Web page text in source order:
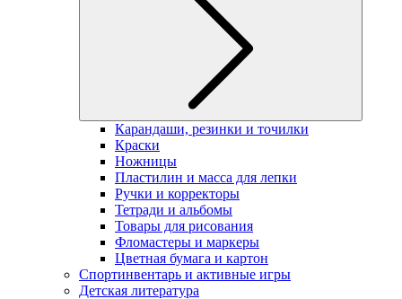
Карандаши, резинки и точилки
Краски
Ножницы
Пластилин и масса для лепки
Ручки и корректоры
Тетради и альбомы
Товары для рисования
Фломастеры и маркеры
Цветная бумага и картон
Спортинвентарь и активные игры
Детская литература